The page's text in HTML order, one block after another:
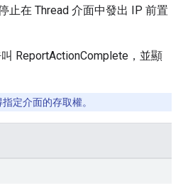
止在 Thread 介面中發出 IP 前置
ReportActionComplete，並顯
定介面的存取權。